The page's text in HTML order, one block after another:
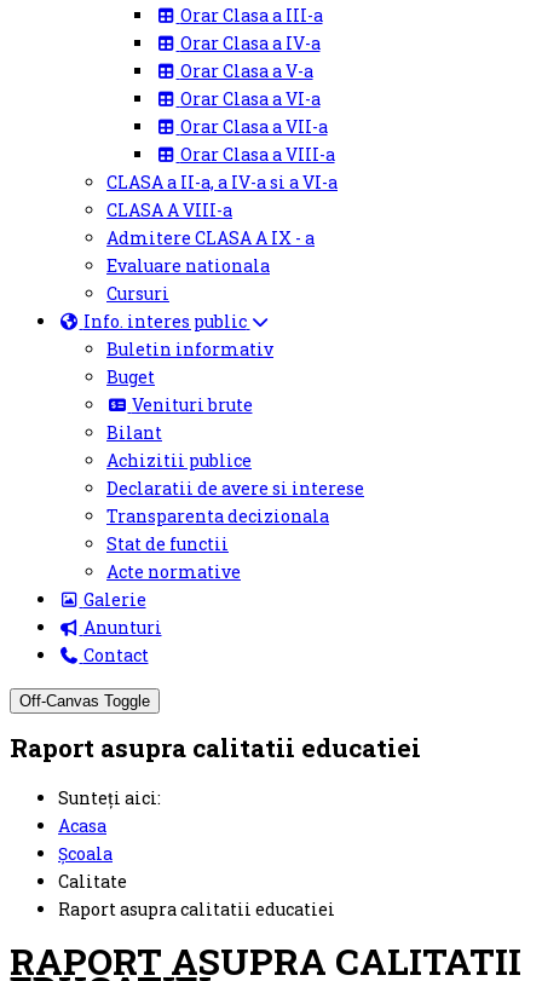
Orar Clasa a III-a
Orar Clasa a IV-a
Orar Clasa a V-a
Orar Clasa a VI-a
Orar Clasa a VII-a
Orar Clasa a VIII-a
CLASA a II-a, a IV-a si a VI-a
CLASA A VIII-a
Admitere CLASA A IX - a
Evaluare nationala
Cursuri
Info. interes public
Buletin informativ
Buget
Venituri brute
Bilant
Achizitii publice
Declaratii de avere si interese
Transparenta decizionala
Stat de functii
Acte normative
Galerie
Anunturi
Contact
Off-Canvas Toggle
Raport asupra calitatii educatiei
Sunteți aici:
Acasa
Școala
Calitate
Raport asupra calitatii educatiei
RAPORT ASUPRA CALITATII